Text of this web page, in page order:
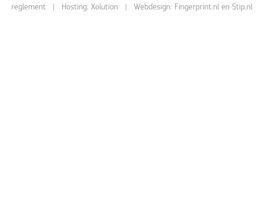
reglement| Hosting: Xolution| Webdesign: Fingerprint.nlen Stip.nl